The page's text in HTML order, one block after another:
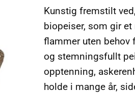
Kunstig fremstilt
biopeiser, som gir
flammer uten behov
og stemningsfullt
opptenning,
holde i mange år,